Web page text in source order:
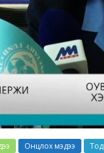
Онцлох мэдээ